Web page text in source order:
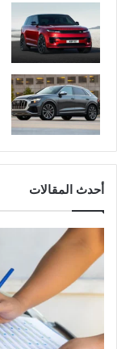
أحدث المقالات